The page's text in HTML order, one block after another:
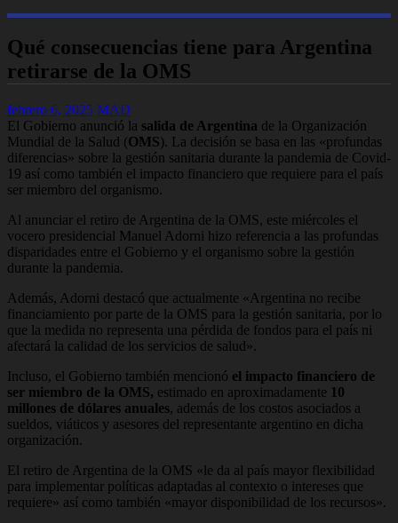
Qué consecuencias tiene para Argentina
retirarse de la OMS
febrero 6, 2025 MAD
El Gobierno anunció la salida de Argentina de la Organización
Mundial de la Salud (OMS). La decisión se basa en las «profundas
diferencias» sobre la gestión sanitaria durante la pandemia de Covid-
19 así como también el impacto financiero que requiere para el país
ser miembro del organismo.
Al anunciar el retiro de Argentina de la OMS, este miércoles el
vocero presidencial Manuel Adorni hizo referencia a las profundas
disparidades entre el Gobierno y el organismo sobre la gestión
durante la pandemia.
Además, Adorni destacó que actualmente «Argentina no recibe
financiamiento por parte de la OMS para la gestión sanitaria, por lo
que la medida no representa una pérdida de fondos para el país ni
afectará la calidad de los servicios de salud».
Incluso, el Gobierno también mencionó el impacto financiero de
ser miembro de la OMS, estimado en aproximadamente 10
millones de dólares anuales, además de los costos asociados a
sueldos, viáticos y asesores del representante argentino en dicha
organización.
El retiro de Argentina de la OMS «le da al país mayor flexibilidad
para implementar políticas adaptadas al contexto o intereses que
requiere» así como también «mayor disponibilidad de los recursos».